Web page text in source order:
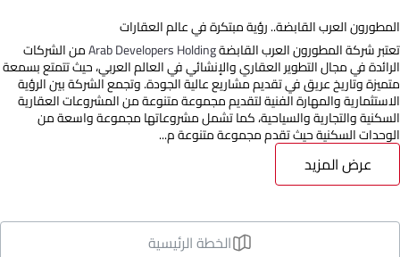
المطورون العرب القابضة.. رؤية مبتكرة في عالم العقارات
تعتبر شركة المطورون العرب القابضةArab Developers Holdingمن الشركات
الرائدة في مجال التطوير العقاري والإنشائي في العالم العربي، حيث تتمتع بسمعة
متميزة وتاريخ عريق في تقديم مشاريع عالية الجودة. وتجمع الشركة بين الرؤية
الاستثمارية والمهارة الفنية لتقديم مجموعة متنوعة من المشروعات العقارية
السكنية والتجارية والسياحية، كما تشمل مشروعاتها مجموعة واسعة من
الوحدات السكنية حيث تقدم مجموعة متنوعة م...
عرض المزيد
الخطة الرئيسية